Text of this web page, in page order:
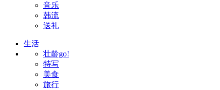
音乐
韩流
送礼
生活
壮龄go!
特写
美食
旅行